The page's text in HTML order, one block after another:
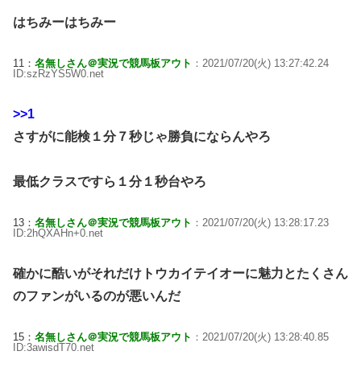
はちみーはちみー
11： 名無しさん＠実況で競馬板アウト ：2021/07/20(火) 13:27:42.24
ID:szRzYS5W0.net
>>1
さすがに能検１分７秒じゃ勝負にならんやろ
最低クラスですら１分１秒台やろ
13： 名無しさん＠実況で競馬板アウト ：2021/07/20(火) 13:28:17.23
ID:2hQXAHn+0.net
確かに酷いがそれだけトウカイテイオーに魅力とたくさん
のファンがいるのが悪いんだ
15： 名無しさん＠実況で競馬板アウト ：2021/07/20(火) 13:28:40.85
ID:3awisdT70.net